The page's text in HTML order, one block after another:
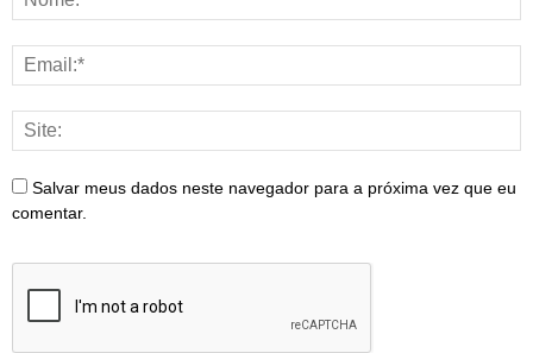
Salvar meus dados neste navegador para a próxima vez que eu
comentar.